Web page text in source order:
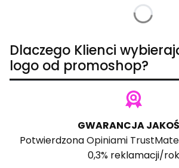
Dlaczego Klienci
logo od promoshop?
GWARANCJA
PotwierdzonaOpiniami TrustMate
0,3% reklamacji/rok